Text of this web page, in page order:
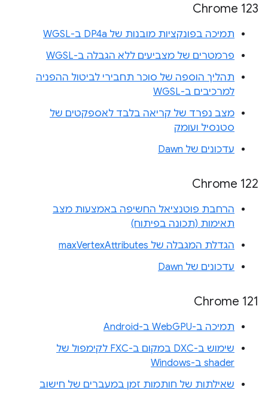
Chrome 123
תמיכה בפונקציות מובנות של DP4a ב-WGSL
פרמטרים של מצביעים ללא הגבלה ב-WGSL
תהליך הוספה של סוכר תחבירי לביטול ההפניה
למרכיבים ב-WGSL
מצב נפרד של קריאה בלבד לאספקטים של
סטנסיל ועומק
עדכונים של Dawn
Chrome 122
הרחבת פוטנציאל החשיפה באמצעות מצב
תאימות (תכונה בפיתוח)
הגדלת המגבלה של maxVertexAttributes
עדכונים של Dawn
Chrome 121
תמיכה ב-WebGPU ב-Android
שימוש ב-DXC במקום ב-FXC לקימפול של
shader ב-Windows
שאילתות של חותמות זמן במעברים של חישוב